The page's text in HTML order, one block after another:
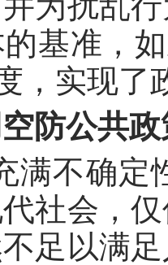
基准，
，实现
防公共
不确定
社会，
足以满